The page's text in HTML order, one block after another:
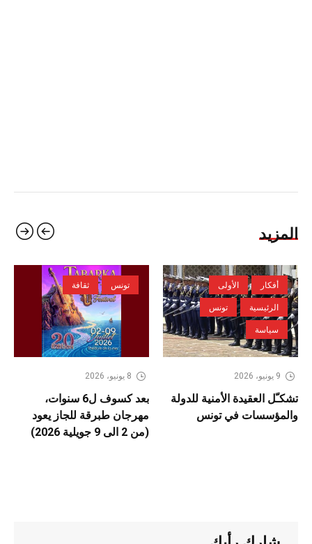
المزيد
أفكار
الأولى
الرئيسية
تونس
سياسة
9 يونيو، 2026
تشكـّل العقيدة الأمنية للدولة
والمؤسسات في تونس
تونس ثقافة
8 يونيو، 2026
بعد كسوف ل6 سنوات،
مهرجان طبرقة للجاز يعود
(من 2 الى 9 جويلية 2026)